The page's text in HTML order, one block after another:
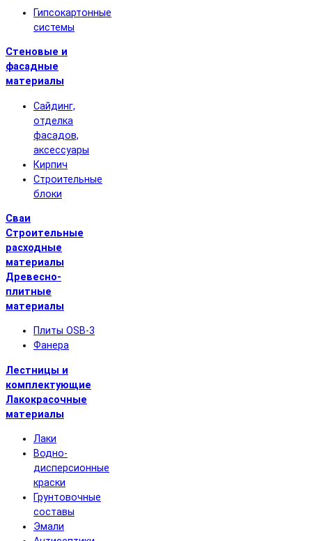
Гипсокартонные
системы
Стеновые и
фасадные
материалы
Сайдинг,
отделка
фасадов,
аксессуары
Кирпич
Строительные
блоки
Сваи
Строительные
расходные
материалы
Древесно-
плитные
материалы
Плиты OSB-3
Фанера
Лестницы и
комплектующие
Лакокрасочные
материалы
Лаки
Водно-
дисперсионные
краски
Грунтовочные
составы
Эмали